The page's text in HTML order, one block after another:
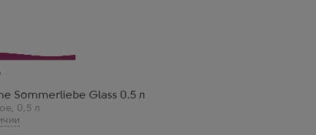
Sommerliebe Glass 0.5 л
, 0,5 л